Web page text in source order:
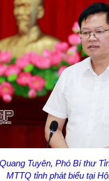
Tuyên, Phó Bí thư
MTTQ tỉnh phát biểu tại